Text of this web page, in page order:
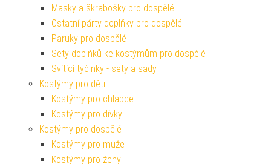
Masky a škrabošky pro dospělé
Ostatní párty doplňky pro dospělé
Paruky pro dospělé
Sety doplňků ke kostýmům pro dospělé
Svítící tyčinky - sety a sady
Kostýmy pro děti
Kostýmy pro chlapce
Kostýmy pro dívky
Kostýmy pro dospělé
Kostýmy pro muže
Kostýmy pro ženy